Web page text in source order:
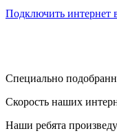
Подключить интернет
Специально
Скорость наших
Наши ребята